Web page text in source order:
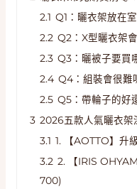
2.1 Q1：曬衣架放在
2.2 Q2：X型曬衣架
2.3 Q3：曬被子要買
2.4 Q4：組裝會很難
2.5 Q5：帶輪子的好
3 2026五款人氣曬衣架
3.1 1. 【AOTTO】升
3.2 2. 【IRIS
700)